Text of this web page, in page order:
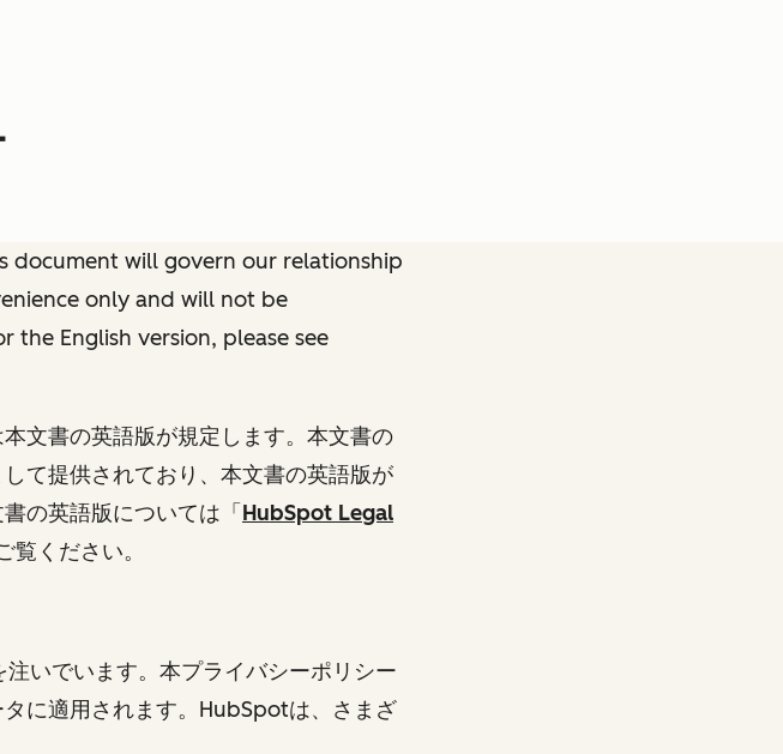
document will govern our relationship
only and will not be
the English version, please see
文書の英語版が規定します。本文書の
て提供されており、本文書の英語版が
の英語版については 「 HubSpot Legal
覧ください。
いでいます。本プライバシーポリシー
に適用されます。HubSpotは、さまざ